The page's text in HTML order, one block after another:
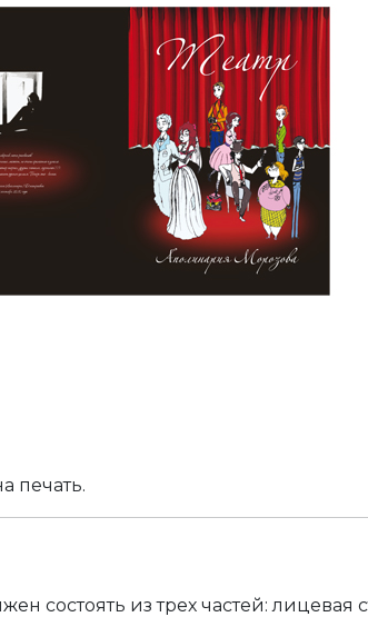
печать.
состоять из трех частей: лицевая